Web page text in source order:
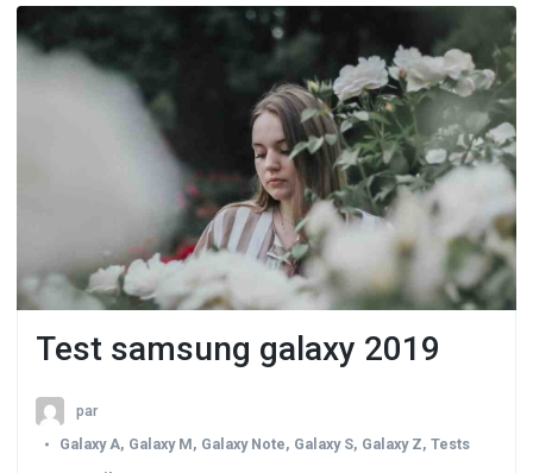
Test samsung galaxy 2019
par
Galaxy A, Galaxy M, Galaxy Note, Galaxy S, Galaxy Z, Tests